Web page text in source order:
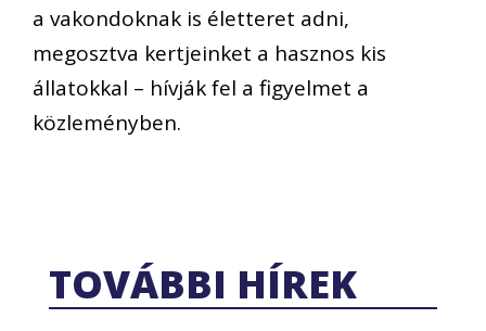
a vakondoknak is életteret adni,
megosztva kertjeinket a hasznos kis
állatokkal – hívják fel a figyelmet a
közleményben.
TOVÁBBI HÍREK